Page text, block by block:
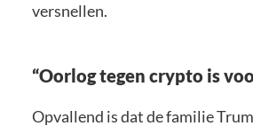
versnellen.
“Oorlog tegen crypto is
Opvallend is dat de familie